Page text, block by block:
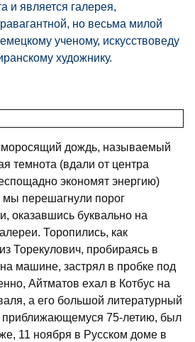
и является галерея,
но весьма милой
ученому, искусствоведу
художнику.
дождь, называемый
темнота (вдали от центра
экономят энергию)
мы перешагнули порог
оказавшись буквально на
Торопились, как
Торекулович, пробираясь в
машине, застрял в пробке под
Айтматов ехал в Котбус на
а его большой литературный
75-летию, был
11 ноября в Русском доме в